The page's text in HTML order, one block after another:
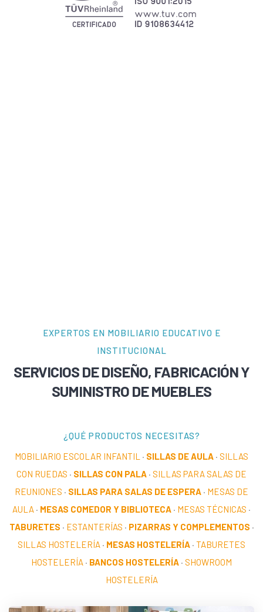
EXPERTOS EN MOBILIARIO EDUCATIVO E
INSTITUCIONAL
SERVICIOS DE DISEÑO, FABRICACIÓN Y
SUMINISTRO DE MUEBLES
¿QUÉ PRODUCTOS NECESITAS?
MOBILIARIO ESCOLAR INFANTIL · SILLAS DE AULA · SILLAS
CON RUEDAS · SILLAS CON PALA · SILLAS PARA SALAS DE
REUNIONES · SILLAS PARA SALAS DE ESPERA · MESAS DE
AULA · MESAS COMEDOR Y BIBLIOTECA · MESAS TÉCNICAS ·
TABURETES · ESTANTERÍAS · PIZARRAS Y COMPLEMENTOS ·
SILLAS HOSTELERÍA · MESAS HOSTELERÍA · TABURETES
HOSTELERÍA · BANCOS HOSTELERÍA · SHOWROOM
HOSTELERÍA